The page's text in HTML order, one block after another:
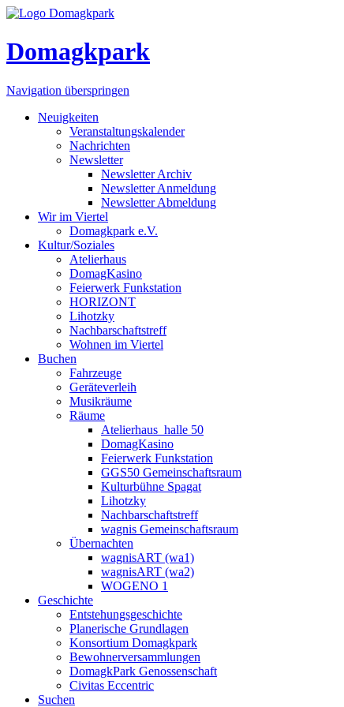
Domagkpark
Navigation überspringen
Neuigkeiten
Veranstaltungskalender
Nachrichten
Newsletter
Newsletter Archiv
Newsletter Anmeldung
Newsletter Abmeldung
Wir im Viertel
Domagkpark e.V.
Kultur/Soziales
Atelierhaus
DomagKasino
Feierwerk Funkstation
HORIZONT
Lihotzky
Nachbarschaftstreff
Wohnen im Viertel
Buchen
Fahrzeuge
Geräteverleih
Musikräume
Räume
Atelierhaus_halle 50
DomagKasino
Feierwerk Funkstation
GGS50 Gemeinschaftsraum
Kulturbühne Spagat
Lihotzky
Nachbarschaftstreff
wagnis Gemeinschaftsraum
Übernachten
wagnisART (wa1)
wagnisART (wa2)
WOGENO 1
Geschichte
Entstehungsgeschichte
Planerische Grundlagen
Konsortium Domagkpark
Bewohnerversammlungen
DomagkPark Genossenschaft
Civitas Eccentric
Suchen